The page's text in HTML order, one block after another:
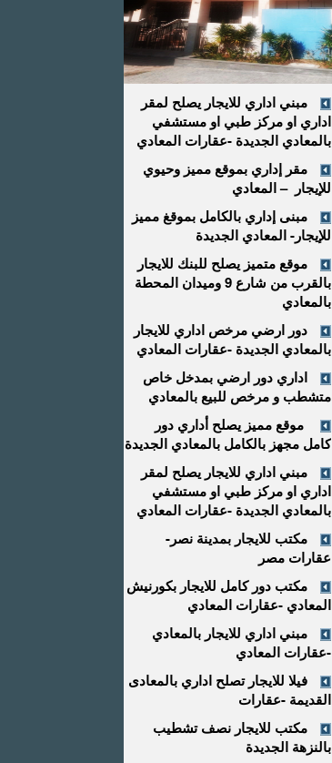
مبني اداري للايجار يصلح لمقر
اداري او مركز طبي او مستشفي
بالمعادي الجديدة -عقارات المعادي
مقر إداري بموقع مميز وحيوي
للإيجار – المعادي
مبنى إداري بالكامل بموقغ مميز
للإيجار- المعادي الجديدة
موقع متميز يصلح للبنك للايجار
بالقرب من شارع 9 وميدان المحطة
بالمعادي
دور ارضي مرخص اداري للايجار
بالمعادي الجديدة -عقارات المعادي
اداري دور ارضي بمدخل خاص
متشطب و مرخص للبيع بالمعادي
موقع مميز يصلح أداري دور
كامل مجهز بالكامل بالمعادي الجديدة
مبني اداري للايجار يصلح لمقر
اداري او مركز طبي او مستشفي
بالمعادي الجديدة -عقارات المعادي
مكتب للايجار بمدينة نصر-
عقارات مصر
مكتب دور كامل للايجار بكورنيش
المعادي -عقارات المعادي
مبني اداري للايجار بالمعادي
-عقارات المعادي
فيلا للايجار تصلح اداري بالمعادى
القديمة -عقارات
مكتب للايجار نصف تشطيب
بالنزهة الجديدة